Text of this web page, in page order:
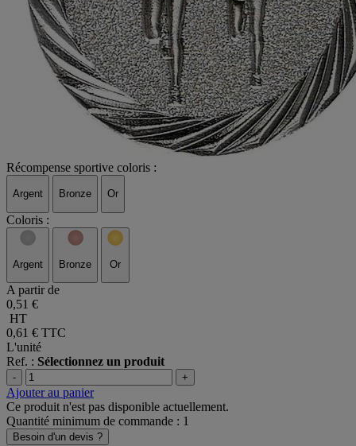
Récompense sportive coloris :
Argent Bronze Or
Coloris :
Argent Bronze Or
A partir de
0,51 €
HT
0,61 € TTC
L'unité
Ref. : Sélectionnez un produit
- +
Ajouter au panier
Ce produit n'est pas disponible actuellement.
Quantité minimum de commande : 1
Besoin d'un devis ?